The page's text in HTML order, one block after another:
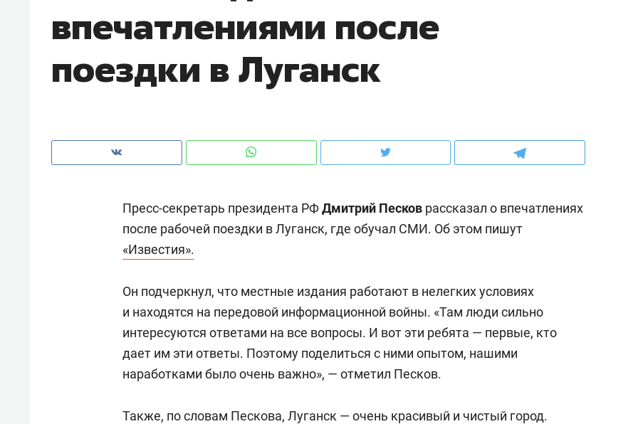
впечатлениями после
поездки в Луганск
Пресс-секретарь президента РФДмитрий Песков рассказал о впечатлениях
после рабочей поездки в Луганск, где обучал СМИ. Об этом пишут
«Известия».
Он подчеркнул, что местные издания работают в нелегких условиях
и находятся на передовой информационной войны. «Там люди сильно
интересуются ответами на все вопросы. И вот эти ребята — первые, кто
дает им эти ответы. Поэтому поделиться с ними опытом, нашими
наработками было очень важно», — отметил Песков.
Также, по словам Пескова, Луганск — очень красивый и чистый город.
чем интересен Оман?
Рекомендуем
Наседкина: «Ремонт вместе
с мебелью за 2 миллиона –
для меня это челлендж!»
гаджета и научить его
самостоятельности за 18
дней
«Если меня не услышат
с минбара – буду
с вершины горы»